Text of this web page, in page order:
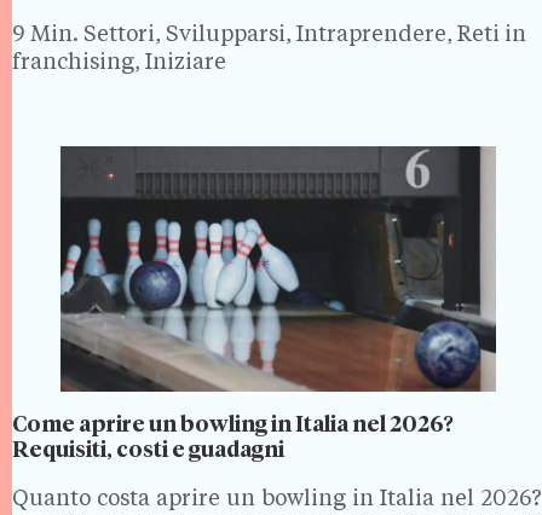
richiede macchinari adatti, personale formato
secondo la normativa…
9 Min. Settori, Svilupparsi, Intraprendere, Reti in
franchising, Iniziare
Come aprire un bowling in Italia nel 2026?
Requisiti, costi e guadagni
Quanto costa aprire un bowling in Italia nel 2026?